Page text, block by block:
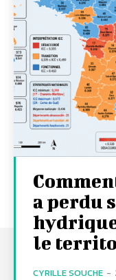
a perdu
le
CYRILLE SOUCHE -